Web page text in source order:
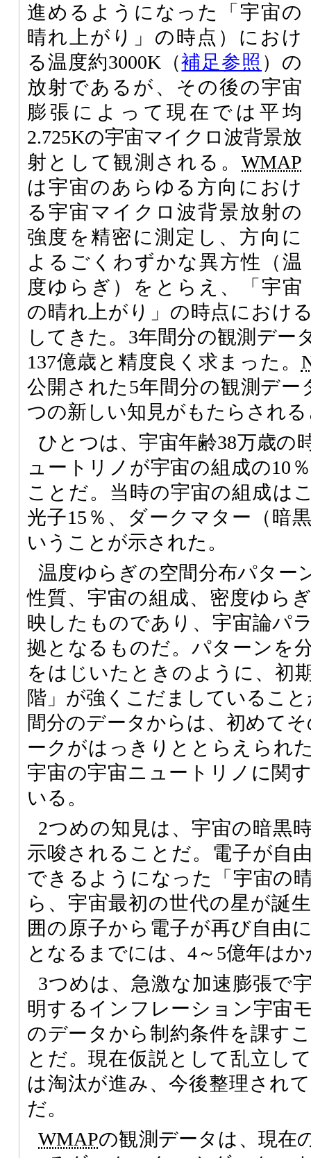
進めるようになった「宇宙の
晴れ上がり」の時点）におけ
る温度約3000K（補足参照 ）の
放射であるが、その後の宇宙
膨張によって現在では平均
2.725Kの宇宙マイクロ波背景放
射として観測される。 WMAP
は宇宙のあらゆる方向におけ
る宇宙マイクロ波背景放射の
強度を精密に測定し、方向に
よるごくわずかな異方性（温
度ゆらぎ）をとらえ、「宇宙
の晴れ上がり」の時点におけ
してきた。3年間分の観測デー
137億歳と精度良く求まった。
公開された5年間分の観測デー
つの新しい知見がもたらされ
ひとつは、宇宙年齢38万歳の
ュートリノが宇宙の組成の10
ことだ。当時の宇宙の組成は
光子15％、ダークマター（暗
いうことが示された。
温度ゆらぎの空間分布パター
性質、宇宙の組成、密度ゆら
映したものであり、宇宙論パ
拠となるものだ。パターンを
をはじいたときのように、初
階」が強くこだましているこ
間分のデータからは、初めて
ークがはっきりととらえられ
宇宙の宇宙ニュートリノに関
いる。
2つめの知見は、宇宙の暗黒
示唆されることだ。電子が自
できるようになった「宇宙の
ら、宇宙最初の世代の星が誕
囲の原子から電子が再び自由
となるまでには、4～5億年は
3つめは、急激な加速膨張で
明するインフレーション宇宙
のデータから制約条件を課す
とだ。現在仮説として乱立し
は淘汰が進み、今後整理され
だ。
WMAPの観測データは、現在